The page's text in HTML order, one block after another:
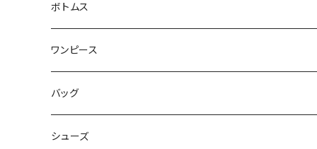
ボトムス
ワンピース
バッグ
シューズ